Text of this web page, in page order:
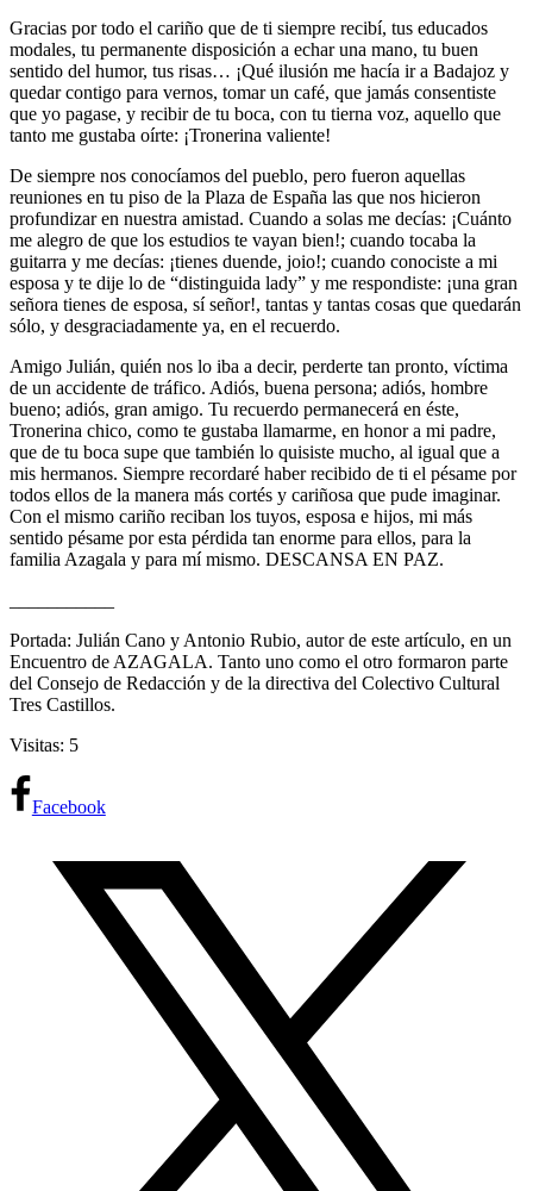
Gracias por todo el cariño que de ti siempre recibí, tus educados
modales, tu permanente disposición a echar una mano, tu buen
sentido del humor, tus risas… ¡Qué ilusión me hacía ir a Badajoz y
quedar contigo para vernos, tomar un café, que jamás consentiste
que yo pagase, y recibir de tu boca, con tu tierna voz, aquello que
tanto me gustaba oírte: ¡Tronerina valiente!
De siempre nos conocíamos del pueblo, pero fueron aquellas
reuniones en tu piso de la Plaza de España las que nos hicieron
profundizar en nuestra amistad. Cuando a solas me decías: ¡Cuánto
me alegro de que los estudios te vayan bien!; cuando tocaba la
guitarra y me decías: ¡tienes duende, joio!; cuando conociste a mi
esposa y te dije lo de “distinguida lady” y me respondiste: ¡una gran
señora tienes de esposa, sí señor!, tantas y tantas cosas que quedarán
sólo, y desgraciadamente ya, en el recuerdo.
Amigo Julián, quién nos lo iba a decir, perderte tan pronto, víctima
de un accidente de tráfico. Adiós, buena persona; adiós, hombre
bueno; adiós, gran amigo. Tu recuerdo permanecerá en éste,
Tronerina chico, como te gustaba llamarme, en honor a mi padre,
que de tu boca supe que también lo quisiste mucho, al igual que a
mis hermanos. Siempre recordaré haber recibido de ti el pésame por
todos ellos de la manera más cortés y cariñosa que pude imaginar.
Con el mismo cariño reciban los tuyos, esposa e hijos, mi más
sentido pésame por esta pérdida tan enorme para ellos, para la
familia Azagala y para mí mismo. DESCANSA EN PAZ.
Portada: Julián Cano y Antonio Rubio, autor de este artículo, en un
Encuentro de AZAGALA. Tanto uno como el otro formaron parte
del Consejo de Redacción y de la directiva del Colectivo Cultural
Tres Castillos.
Visitas: 5
Facebook